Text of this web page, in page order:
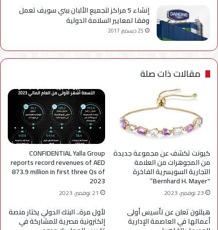
إنشاء 5 مراكز لتجميع الألبان ببني سويف تعمل
وفقا لمعايير السلامة الدولية
25 ديسمبر، 2017
مقالات ذات صلة
كيونت تكشف عن مجموعة جديدة
من المجوهرات من العلامة
التجارية السويسرية الفاخرة
“Bernhard H. Mayer”
23 نوفمبر، 2023
CONFIDENTIAL Yalla Group
reports record revenues of AED
873.9 million in first three Qs of
2023
21 نوفمبر، 2023
هيلتون تعلن عن تأسيس أولى
أعمالها في العاصمة الإدارية
لأول مرة.. البنك الدولي يختار منصة
إلكترونية مصرية للمشاركة في